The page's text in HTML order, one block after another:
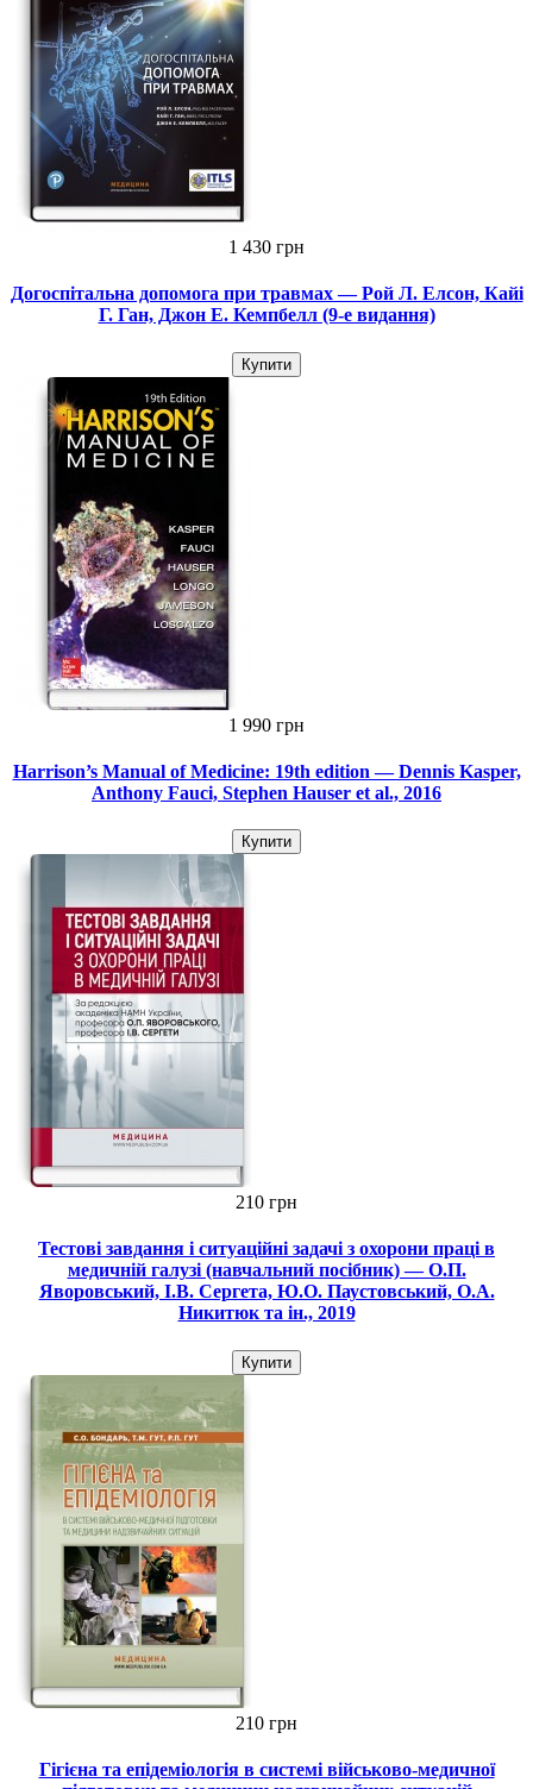
1 430 грн
Догоспітальна допомога при травмах — Рой Л. Елсон, Кайі
Г. Ган, Джон Е. Кемпбелл (9-е видання)
Купити
1 990 грн
Harrison’s Manual of Medicine: 19th edition — Dennis Kasper,
Anthony Fauci, Stephen Hauser et al., 2016
Купити
210 грн
Тестові завдання і ситуаційні задачі з охорони праці в
медичній галузі (навчальний посібник) — О.П.
Яворовський, І.В. Сергета, Ю.О. Паустовський, О.А.
Никитюк та ін., 2019
Купити
210 грн
Гігієна та епідеміологія в системі військово-медичної